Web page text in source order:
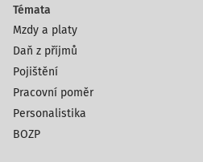
Témata
Mzdy a platy
Daň z příjmů
Pojištění
Pracovní poměr
Personalistika
BOZP